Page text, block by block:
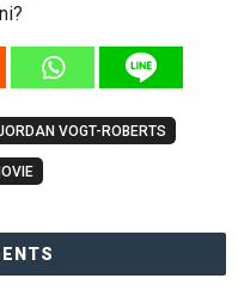
VOGT-ROBERTS